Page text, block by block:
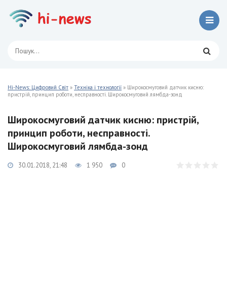
Hi-News: Цифровий Світ » Техніка і технології » Широкосмуговий датчик кисню:
пристрій, принцип роботи, несправності. Широкосмуговий лямбда-зонд
Широкосмуговий датчик кисню: пристрій,
принцип роботи, несправності.
Широкосмуговий лямбда-зонд
30.01.2018, 21:48 1 950 0